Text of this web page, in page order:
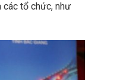
các tổ chức, như